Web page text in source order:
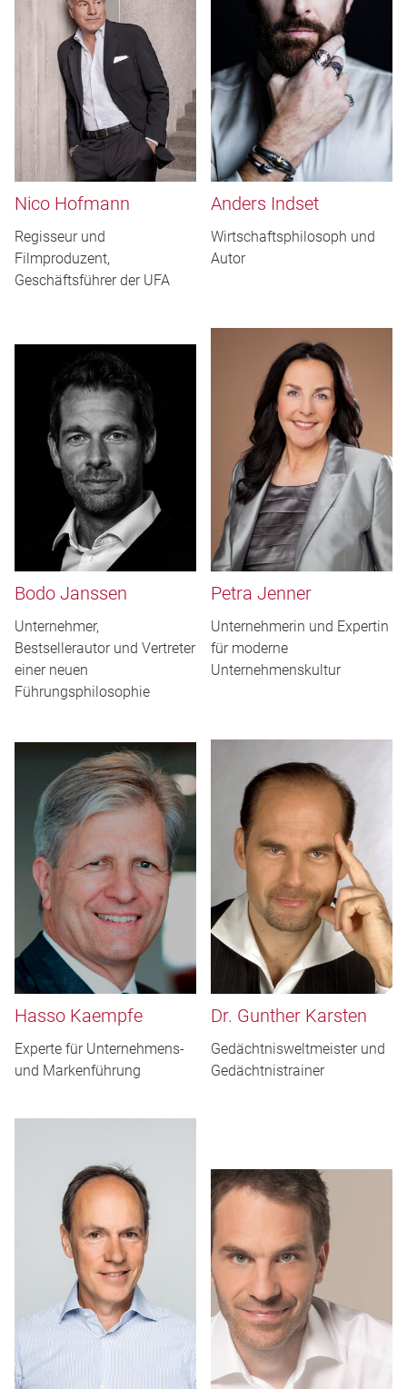
Nico Hofmann
Regisseur und
Filmproduzent,
Geschäftsführer der UFA
Anders Indset
Wirtschaftsphilosoph und
Autor
Bodo Janssen
Unternehmer,
Bestsellerautor und Vertreter
einer neuen
Führungsphilosophie
Petra Jenner
Unternehmerin und Expertin
für moderne
Unternehmenskultur
Hasso Kaempfe
Experte für Unternehmens-
und Markenführung
Dr. Gunther Karsten
Gedächtnisweltmeister und
Gedächtnistrainer